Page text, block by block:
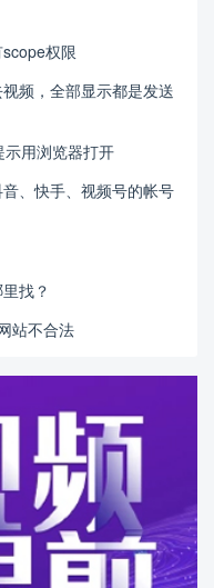
权限
频，全部显示都是发送
用浏览器打开
、快手、视频号的帐号
找？
站不合法